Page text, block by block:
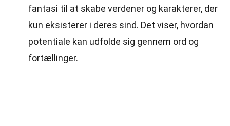
fantasi til at skabe verdener og karakterer, der
kun eksisterer i deres sind. Det viser, hvordan
potentiale kan udfolde sig gennem ord og
fortællinger.